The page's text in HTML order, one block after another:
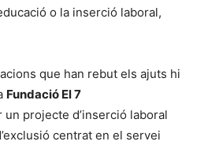
o la inserció laboral,
que han rebut els ajuts hi
Fundació El 7
un projecte d’inserció laboral
centrat en el servei